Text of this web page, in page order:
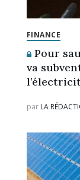
FINANCE
Pour
va
par LA